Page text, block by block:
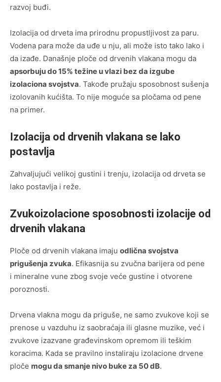
razvoj buđi.
Izolacija od drveta ima prirodnu propustljivost za paru.
Vodena para može da uđe u nju, ali može isto tako lako i
da izađe. Današnje ploče od drvenih vlakana mogu da
apsorbuju do 15% težine u vlazi bez da izgube
izolaciona svojstva. Takođe pružaju sposobnost sušenja
izolovanih kućišta. To nije moguće sa pločama od pene
na primer.
Izolacija od drvenih vlakana se lako
postavlja
Zahvaljujući velikoj gustini i trenju, izolacija od drveta se
lako postavlja i reže.
Zvukoizolacione sposobnosti izolacije od
drvenih vlakana
Ploče od drvenih vlakana imaju odlična svojstva
prigušenja zvuka. Efikasnija su zvučna barijera od pene
i mineralne vune zbog svoje veće gustine i otvorene
poroznosti.
Drvena vlakna mogu da priguše, ne samo zvukove koji se
prenose u vazduhu iz saobraćaja ili glasne muzike, već i
zvukove izazvane građevinskom opremom ili teškim
koracima. Kada se pravilno instaliraju izolacione drvene
ploče mogu da smanje nivo buke za 50 dB.